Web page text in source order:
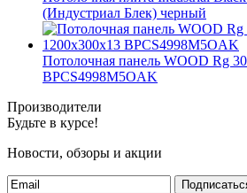
(Индустриал Блек) черный
Потолочная панель WOOD Rg
BPCS4998M5OAK
Производители
Будьте в курсе!
Новости, обзоры и акции